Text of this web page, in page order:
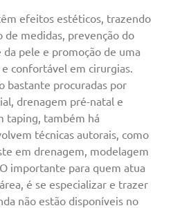
efeitos estéticos, trazendo
de medidas, prevenção do
pele e promoção de uma
confortável em cirurgias.
bastante procuradas por
drenagem pré-natal e
taping, também há
técnicas autorais, como
em drenagem, modelagem
importante para quem atua
é se especializar e trazer
não estão disponíveis no